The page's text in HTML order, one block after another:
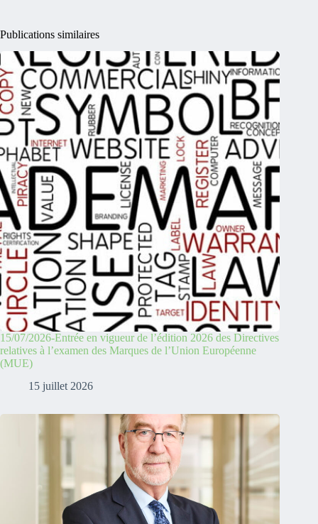
Publications similaires
15/07/2026-Entrée en vigueur de l’édition 2026 des Directives
relatives à l’examen des Marques de l’Union Européenne
(MUE)
15 juillet 2026